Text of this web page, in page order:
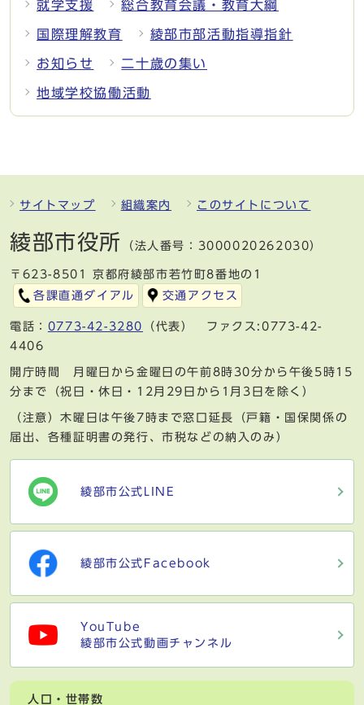
就学支援 総合教育会議・教育大綱
国際理解教育 綾部市部活動指導指針
お知らせ 二十歳の集い
地域学校協働活動
サイトマップ 組織案内 このサイトについて
綾部市役所 （法人番号：3000020262030）
〒623-8501 京都府綾部市若竹町8番地の1
各課直通ダイアル
交通アクセス
電話： 0773-42-3280
（代表） ファクス:0773-42-
4406
開庁時間 月曜日から金曜日の午前8時30分から午後5時15
分まで（祝日・休日・12月29日から1月3日を除く）
（注意）木曜日は午後7時まで窓口延長（戸籍・国保関係の
届出、各種証明書の発行、市税などの納入のみ）
綾部市公式LINE
綾部市公式Facebook
YouTube
綾部市公式動画チャンネル
人口・世帯数